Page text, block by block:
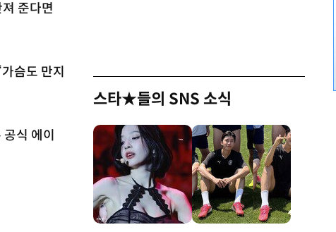
준다면
슴도 만지
식 에이
스타★들의 SNS 소식